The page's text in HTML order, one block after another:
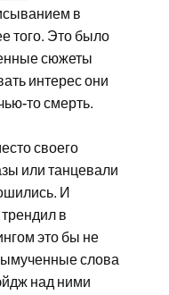
в
того. Это было
сюжеты
интерес они
то смерть.
своего
или танцевали
И
в
это бы не
слова
над ними